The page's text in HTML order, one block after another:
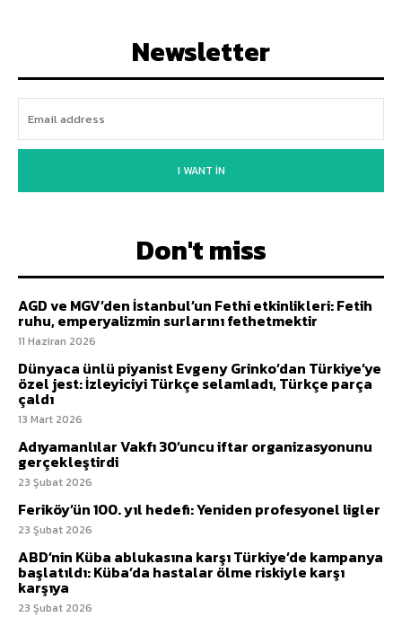
Newsletter
I WANT IN
Don't miss
AGD ve MGV’den İstanbul’un Fethi etkinlikleri: Fetih
ruhu, emperyalizmin surlarını fethetmektir
11 Haziran 2026
Dünyaca ünlü piyanist Evgeny Grinko’dan Türkiye’ye
özel jest: İzleyiciyi Türkçe selamladı, Türkçe parça
çaldı
13 Mart 2026
Adıyamanlılar Vakfı 30’uncu iftar organizasyonunu
gerçekleştirdi
23 Şubat 2026
Feriköy’ün 100. yıl hedefi: Yeniden profesyonel ligler
23 Şubat 2026
ABD’nin Küba ablukasına karşı Türkiye’de kampanya
başlatıldı: Küba’da hastalar ölme riskiyle karşı
karşıya
23 Şubat 2026